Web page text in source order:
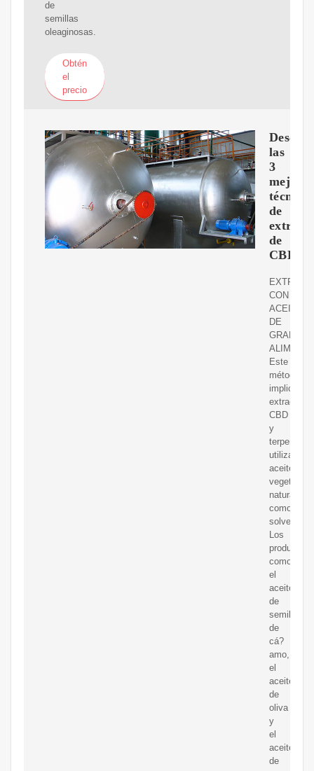
de
semillas
oleaginosas.
Obtén
el
precio
las
3
mejores
técnicas
de
de
CBD
CON
ACEITE
DE
GRADO
Este
método
implica
extraer
CBD
y
terpenos
utilizando
aceites
vegetales
naturales
como
solvente.
Los
productos
como
el
aceite
de
semilla
de
cá?
amo,
el
aceite
de
oliva
y
el
aceite
de